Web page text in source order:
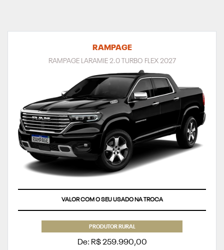
RAMPAGE
RAMPAGE LARAMIE 2.0 TURBO FLEX 2027
VALOR COM O SEU USADO NA TROCA
PRODUTOR RURAL
De: R$ 259.990,00